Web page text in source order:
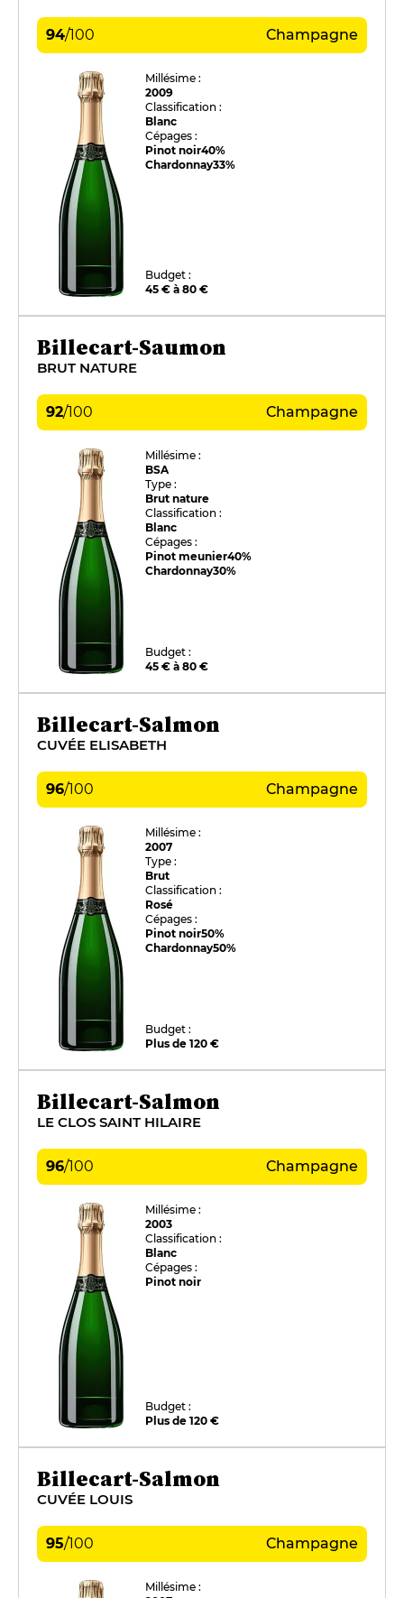
94/100 Champagne
Millésime :
2009
Classification :
Blanc
Cépages :
Pinot noir40%
Chardonnay33%
Budget :
45 € à 80 €
Billecart-Saumon
BRUT NATURE
92/100 Champagne
Millésime :
BSA
Type :
Brut nature
Classification :
Blanc
Cépages :
Pinot meunier40%
Chardonnay30%
Budget :
45 € à 80 €
Billecart-Salmon
CUVÉE ELISABETH
96/100 Champagne
Millésime :
2007
Type :
Brut
Classification :
Rosé
Cépages :
Pinot noir50%
Chardonnay50%
Budget :
Plus de 120 €
Billecart-Salmon
LE CLOS SAINT HILAIRE
96/100 Champagne
Millésime :
2003
Classification :
Blanc
Cépages :
Pinot noir
Budget :
Plus de 120 €
Billecart-Salmon
CUVÉE LOUIS
95/100 Champagne
Millésime :